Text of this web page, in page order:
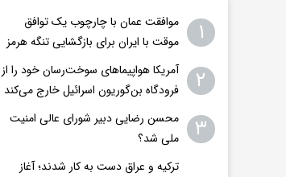
۱
موافقت عمان با چارچوب یک توافق
موقت با ایران برای بازگشایی تنگه هرمز
۲
آمریکا هواپیماهای سوخت‌رسان خود را از
فرودگاه بن‌گوریون اسرائیل خارج می‌کند
۳
محسن رضایی دبیر شورای عالی امنیت
ملی شد؟
ترکیه و عراق دست به کار شدند؛ آغاز